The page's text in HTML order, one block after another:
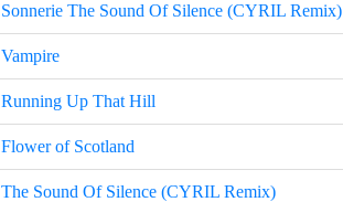
Sonnerie The Sound Of Silence (CYRIL Remix)
Vampire
Running Up That Hill
Flower of Scotland
The Sound Of Silence (CYRIL Remix)